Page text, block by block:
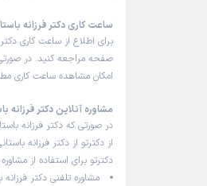
ساعت کاری دکتر فرزانه
برای اطلاع از ساعت کاری
صفحه مراجعه کنید. در صورتی
امکان مشاهده ساعت کاری
مشاوره آنلاین دکتر فرزانه
در صورتی که دکتر فرزانه
از دکترتو از دکتر فرزانه
دکترتو برای استفاده از
مشاوره تلفنی دکتر فرزانه